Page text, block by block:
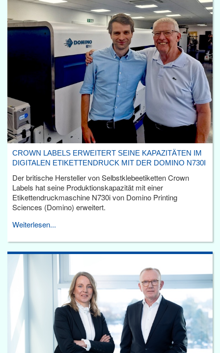
CROWN LABELS ERWEITERT SEINE KAPAZITÄTEN IM
DIGITALEN ETIKETTENDRUCK MIT DER DOMINO N730I
Der britische Hersteller von Selbstklebeetiketten Crown
Labels hat seine Produktionskapazität mit einer
Etikettendruckmaschine N730i von Domino Printing
Sciences (Domino) erweitert.
Weiterlesen...